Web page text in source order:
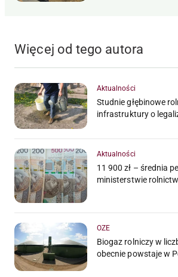
Więcej od tego autora
Aktualności
Studnie głębinowe
infrastruktury o
Aktualności
11 900 zł – średnia
ministerstwie
OZE
Biogaz rolniczy w
obecnie powstaje w